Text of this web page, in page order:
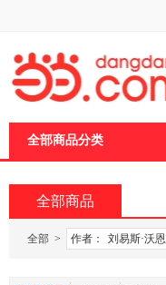
全部商品分类
全部商品
全部 > 作者： 刘易斯·沃恩
页
加